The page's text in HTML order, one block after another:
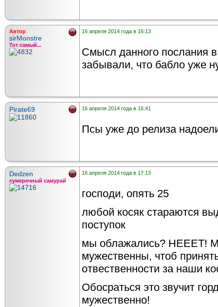
Автор
sirMonstre
Тот самый...
16 апреля 2014 года в 16:13
Смысл данного послания
забывали, что бабло уже
Pirate69 16 апреля 2014 года в 16:41
Псы уже до релиза
Dedzen
сумеречный самурай
16 апреля 2014 года в 17:13
господи, опять 25
любой косяк стараются
поступок
мы облажались? НЕЕЕТ!
мужественны, чтоб
отвественности за наши
Обосраться это звучит
мужественно!